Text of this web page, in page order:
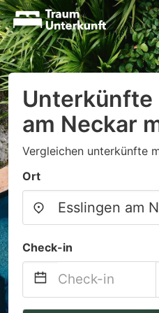
Unterkünfte
am Neckar
Vergleichen unterkünfte
Ort
Check-in
Navigate